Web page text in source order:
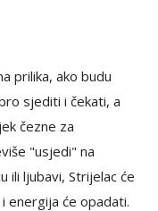
prilika, ako budu
sjediti i čekati, a
čezne za
"usjedi" na
ili ljubavi, Strijelac će
energija će opadati.